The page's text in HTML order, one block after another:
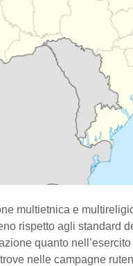
multietnica e
rispetto agli standard
quanto
nelle campagne